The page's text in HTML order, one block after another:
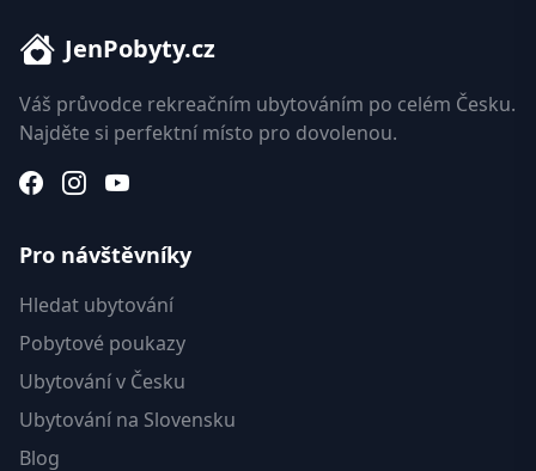
JenPobyty.cz
Váš průvodce rekreačním ubytováním po celém Česku.
Najděte si perfektní místo pro dovolenou.
Pro návštěvníky
Hledat ubytování
Pobytové poukazy
Ubytování v Česku
Ubytování na Slovensku
Blog